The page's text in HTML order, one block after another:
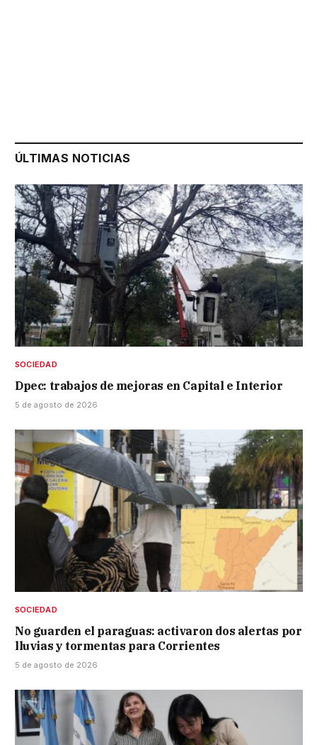
ÚLTIMAS NOTICIAS
SOCIEDAD
Dpec: trabajos de mejoras en Capital e Interior
5 de agosto de 2026
SOCIEDAD
No guarden el paraguas: activaron dos alertas por
lluvias y tormentas para Corrientes
5 de agosto de 2026